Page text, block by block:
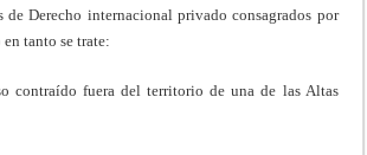
Derecho internacional privado consagrados por
tanto se trate:
contraído fuera del territorio de una de las Altas